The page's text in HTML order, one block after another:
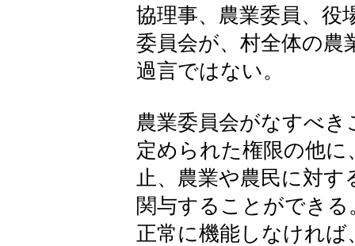
協理事、農業委員、役
委員会が、村全体の農
過言ではない。
農業委員会がなすべ
定められた権限の他
止、農業や農民に対す
関与することができ
正常に機能しなけれ